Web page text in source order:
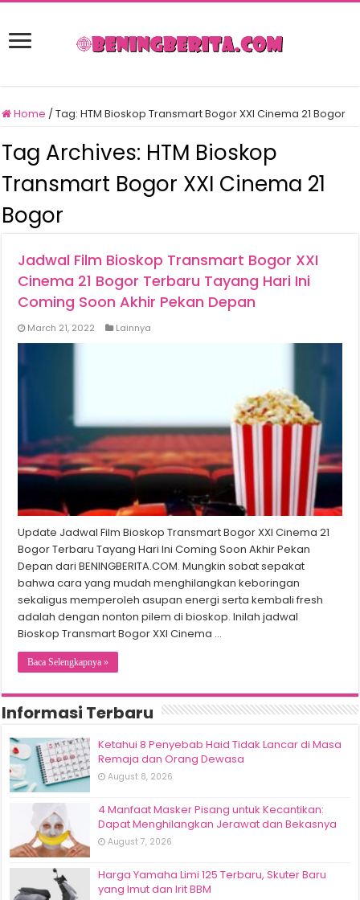
Home /Tag:HTM Bioskop Transmart Bogor XXI Cinema 21 Bogor
Tag Archives: HTM Bioskop
Transmart Bogor XXI Cinema 21
Bogor
Jadwal Film Bioskop Transmart Bogor XXI
Cinema 21 Bogor Terbaru Tayang Hari Ini
Coming Soon Akhir Pekan Depan
March 21, 2022 Lainnya
Update Jadwal Film Bioskop Transmart Bogor XXI Cinema 21
Bogor Terbaru Tayang Hari Ini Coming Soon Akhir Pekan
Depan dari BENINGBERITA.COM. Mungkin sobat sepakat
bahwa cara yang mudah menghilangkan keboringan
sekaligus memperoleh asupan energi serta kembali fresh
adalah dengan nonton pilem di bioskop. Inilah jadwal
Bioskop Transmart Bogor XXI Cinema …
Baca Selengkapnya »
Informasi Terbaru
Ketahui 8 Penyebab Haid Tidak Lancar di Masa
Remaja dan Orang Dewasa
August 8, 2026
4 Manfaat Masker Pisang untuk Kecantikan:
Dapat Menghilangkan Jerawat dan Bekasnya
August 7, 2026
Harga Yamaha Limi 125 Terbaru, Skuter Baru
yang Imut dan Irit BBM